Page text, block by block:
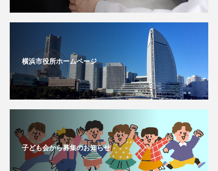
横浜市役所ホームページ
子ども会から募集のお知らせ